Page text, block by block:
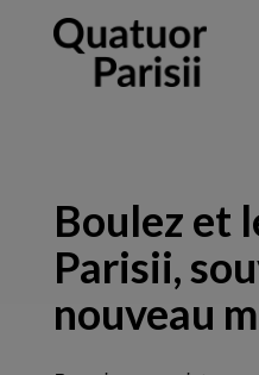
Boulez et
Parisii,
nouveau